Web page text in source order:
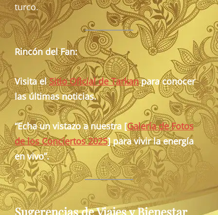
turco.
Rincón del Fan:
Visita elSitio Oficial de Tarkanpara conocer
las últimas noticias.
“Echa un vistazo a nuestra [Galería de Fotos
de los Conciertos 2025] para vivir la energía
en vivo”.
Sugerencias de Viajes y Bienestar